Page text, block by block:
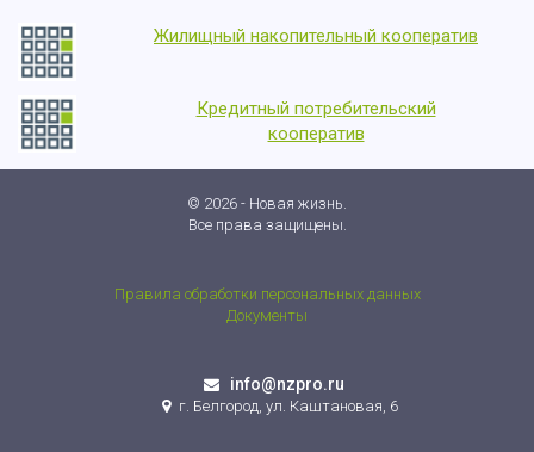
Жилищный накопительный кооператив
Кредитный потребительский
кооператив
© 2026 - Новая жизнь.
Все права защищены.
Правила обработки персональных данных
Документы
info@nzpro.ru
г. Белгород, ул. Каштановая, 6